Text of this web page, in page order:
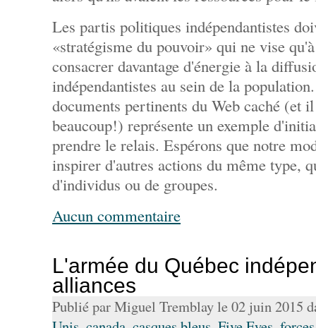
Les partis politiques indépendantistes
«stratégisme du pouvoir» qui ne vise
consacrer davantage d'énergie à la
indépendantistes au sein de la
documents pertinents du Web caché (et
beaucoup!) représente un exemple
prendre le relais. Espérons que notre
inspirer d'autres actions du même type,
d'individus ou de groupes.
Aucun commentaire
L'armée du Québec
alliances
Publié par Miguel Tremblay le 02 juin 2015